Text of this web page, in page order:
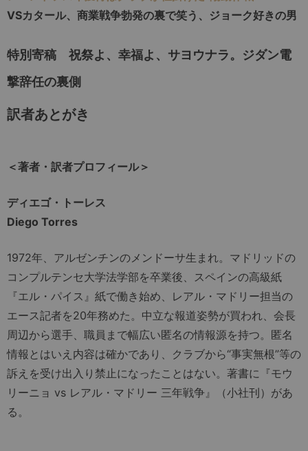
VSカタール、商業戦争勃発の裏で笑う、ジョーク好きの男
特別寄稿 祝祭よ、幸福よ、サヨウナラ。ジダン電
撃辞任の裏側
訳者あとがき
＜著者・訳者プロフィール＞
ディエゴ・トーレス
Diego Torres
1972年、アルゼンチンのメンドーサ生まれ。マドリッドの
コンプルテンセ大学法学部を卒業後、スペインの高級紙
『エル・パイス』紙で働き始め、レアル・マドリー担当の
エース記者を20年務めた。中立な報道姿勢が買われ、会長
周辺から選手、職員まで幅広い匿名の情報源を持つ。匿名
情報とはいえ内容は確かであり、クラブから“事実無根”等の
訴えを受け出入り禁止になったことはない。著書に『モウ
リーニョ vs レアル・マドリー 三年戦争』（小社刊）があ
る。